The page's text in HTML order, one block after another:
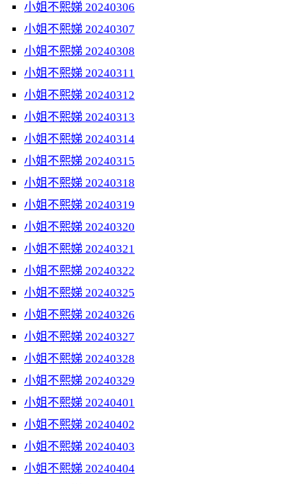
小姐不熙娣 20240306
小姐不熙娣 20240307
小姐不熙娣 20240308
小姐不熙娣 20240311
小姐不熙娣 20240312
小姐不熙娣 20240313
小姐不熙娣 20240314
小姐不熙娣 20240315
小姐不熙娣 20240318
小姐不熙娣 20240319
小姐不熙娣 20240320
小姐不熙娣 20240321
小姐不熙娣 20240322
小姐不熙娣 20240325
小姐不熙娣 20240326
小姐不熙娣 20240327
小姐不熙娣 20240328
小姐不熙娣 20240329
小姐不熙娣 20240401
小姐不熙娣 20240402
小姐不熙娣 20240403
小姐不熙娣 20240404